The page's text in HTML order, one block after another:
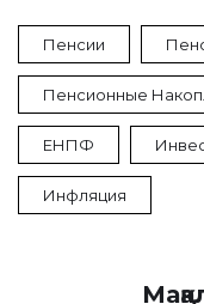
Пенсии
Пенсионные
ЕНПФ
Инфляция